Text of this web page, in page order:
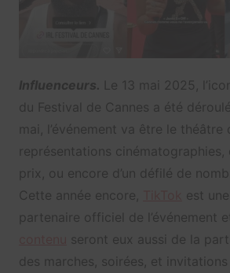
Influenceurs. Le 13 mai 2025,
du Festival de Cannes a été
mai, l’événement va être le
représentations cinématographies,
prix, ou encore d’un défilé de
Cette année encore,
est
partenaire officiel de l’événement
seront eux aussi de la
des marches, soirées, et